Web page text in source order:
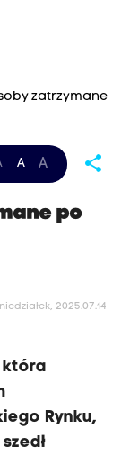
zatrzymane
A A share
po
2025.07.14
która
Rynku,